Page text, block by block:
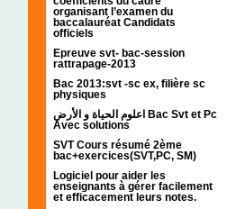
organisant l’examen du
baccalauréat Candidats
officiels
Epreuve svt- bac-session
rattrapage-2013
Bac 2013:svt -sc ex, filière sc
physiques
اعلوم الحياة و الأرض Bac Svt et Pc
Avec solutions
SVT Cours résumé 2ème
bac+exercices(SVT,PC, SM)
Logiciel pour aider les
enseignants à gérer facilement
et efficacement leurs notes.